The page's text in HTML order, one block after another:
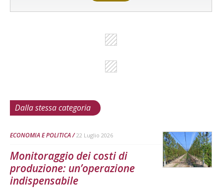
Dalla stessa categoria
ECONOMIA E POLITICA 22 Luglio 2026
Monitoraggio dei costi di
produzione: un’operazione
indispensabile